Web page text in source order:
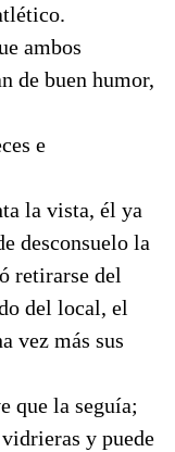
ambos
de buen humor,
e
la vista, él ya
desconsuelo la
retirarse del
del local, el
vez más sus
que la seguía;
y puede